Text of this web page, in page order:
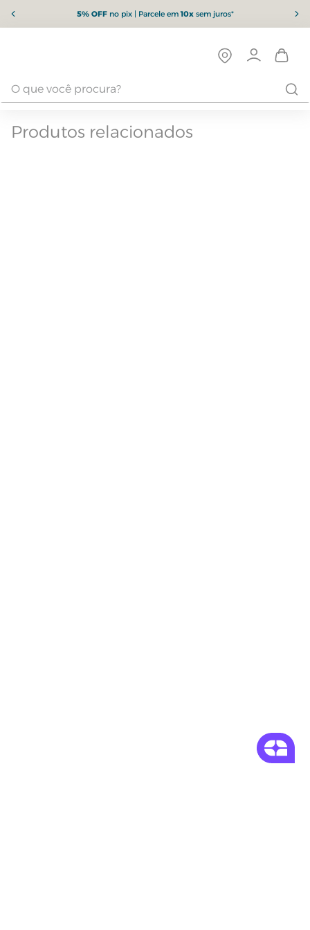
5% OFFno pix | Parcele em10xsem juros*
Produtos relacionados